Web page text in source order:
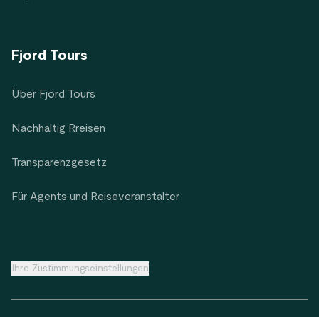
Fjord Tours
Über Fjord Tours
Nachhaltig Rreisen
Transparenzgesetz
Für Agents und Reiseveranstalter
Ihre Zustimmungseinstellungen